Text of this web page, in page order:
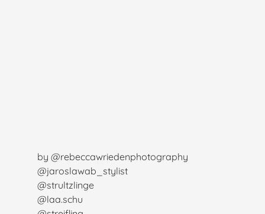
by @rebeccawriedenphotography
@jaroslawab_stylist
@strultzlinge
@laa.schu